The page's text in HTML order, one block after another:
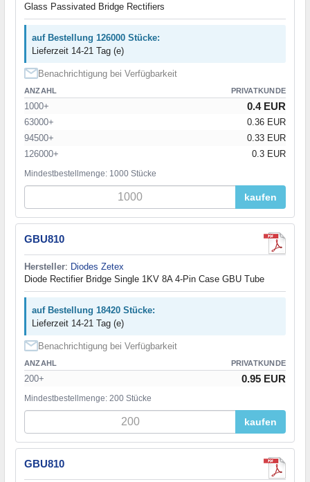
Glass Passivated Bridge Rectifiers
auf Bestellung 126000 Stücke:
Lieferzeit 14-21 Tag (e)
Benachrichtigung bei Verfügbarkeit
ANZAHL PRIVATKUNDE
1000+ 0.4 EUR
63000+
0.36 EUR
94500+
0.33 EUR
126000+
0.3 EUR
Mindestbestellmenge: 1000 Stücke
kaufen
GBU810
Hersteller: Diodes Zetex
Diode Rectifier Bridge Single 1KV 8A 4-Pin Case GBU Tube
auf Bestellung 18420 Stücke:
Lieferzeit 14-21 Tag (e)
Benachrichtigung bei Verfügbarkeit
ANZAHL PRIVATKUNDE
200+ 0.95 EUR
Mindestbestellmenge: 200 Stücke
kaufen
GBU810